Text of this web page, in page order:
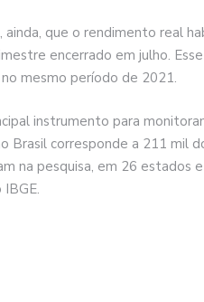
ainda, que o rendimento real
encerrado em julho.
mesmo período de 2021.
instrumento para
Brasil corresponde a 211 mil
na pesquisa, em 26